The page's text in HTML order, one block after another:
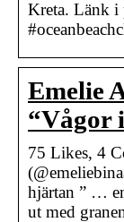
Kreta. Länk i
Emelie
“Vågor
75 Likes, 4
hjärtan ” …
ut med